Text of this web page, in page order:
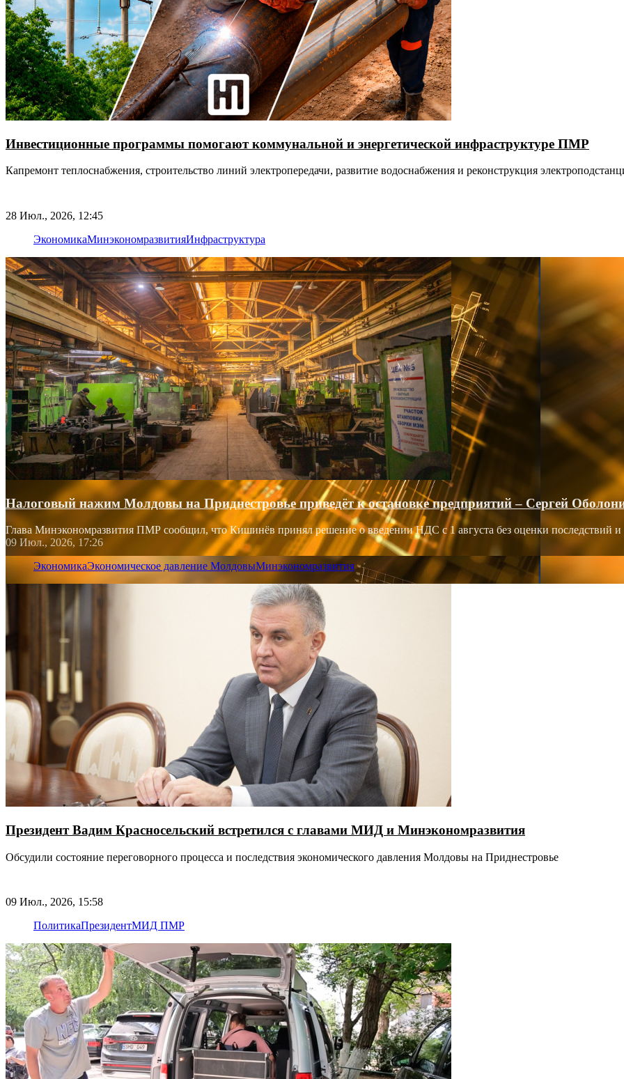
Инвестиционные программы помогают коммунальной и энергетической инфраструктуре ПМР
Капремонт теплоснабжения, строительство линий электропередачи, развитие водоснабжения и реконструкция
28 Июл., 2026, 12:45
ЭкономикаМинэкономразвитияИнфраструктура
Налоговый нажим Молдовы на Приднестровье приведёт к остановке предприятий – Сергей
Глава Минэкономразвития ПМР сообщил, что Кишинёв принял решение о введении НДС с 1 августа без оценки последствий и
09 Июл., 2026, 17:26
ЭкономикаЭкономическое давление МолдовыМинэкономразвития
Президент Вадим Красносельский встретился с главами МИД и Минэкономразвития
Обсудили состояние переговорного процесса и последствия экономического давления Молдовы на Приднестровье
09 Июл., 2026, 15:58
ПолитикаПрезидентМИД ПМР